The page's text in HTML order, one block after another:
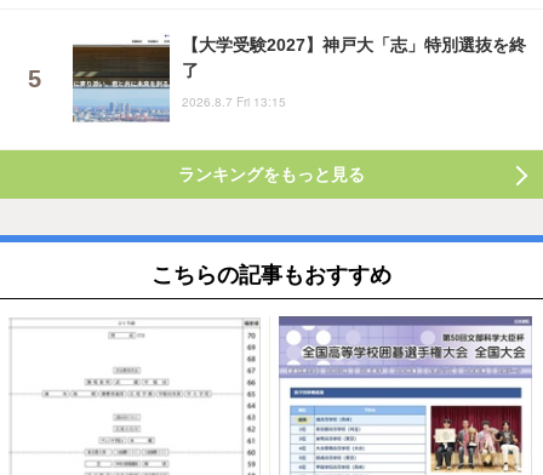
【大学受験2027】神戸大「志」特別選抜を終
了
2026.8.7 Fri 13:15
ランキングをもっと見る
こちらの記事もおすすめ